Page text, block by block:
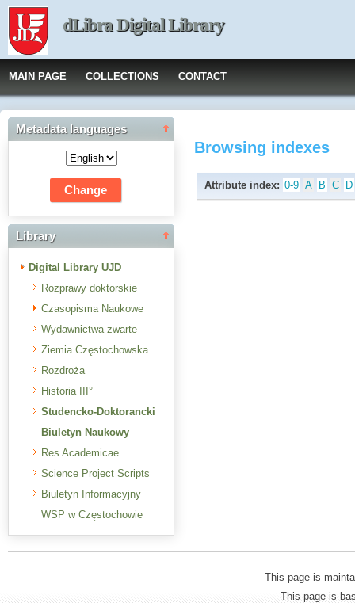
dLibra Digital Library
MAIN PAGE COLLECTIONS CONTACT
Metadata languages
Library
Digital Library UJD
Rozprawy doktorskie
Czasopisma Naukowe
Wydawnictwa zwarte
Ziemia Częstochowska
Rozdroża
Historia III°
Studencko-Doktorancki
Biuletyn Naukowy
Res Academicae
Science Project Scripts
Biuletyn Informacyjny
WSP w Częstochowie
Browsing indexes
Attribute index: 0-9 A B C D
This page is
This page is